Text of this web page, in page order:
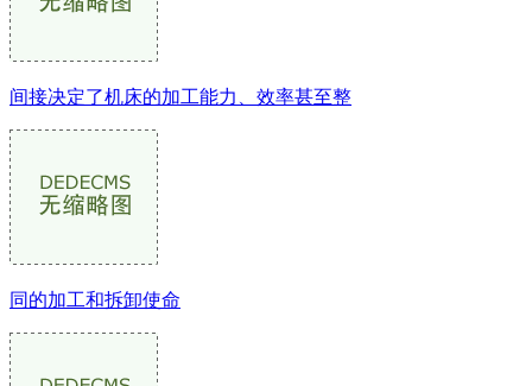
间接决定了机床的加工能力、效率甚至整
同的加工和拆卸使命